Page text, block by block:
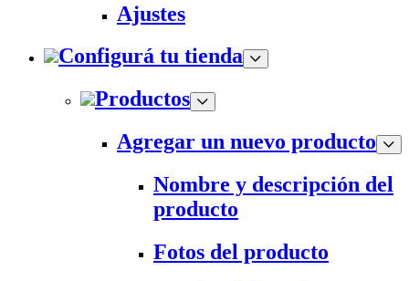
Ajustes
Configurá tu tienda
Productos
Agregar un nuevo producto
Nombre y descripción del
producto
Fotos del producto